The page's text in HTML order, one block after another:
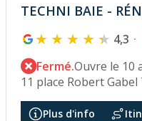
TECHNI BAIE -
4,3
Fermé.Ouvre le 10
11 place Robert
Plus d'info